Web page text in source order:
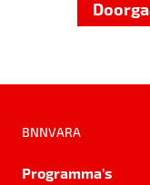
BNNVARA
Programma's